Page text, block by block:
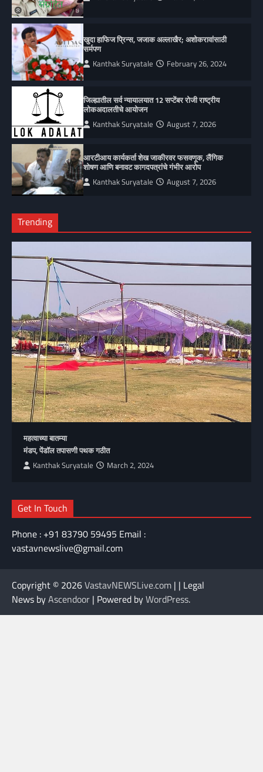
खुदा हाफिज प्रिन्स, जजाक अल्लाखैर; अशोकरावांसाठी
सर्मपण
Kanthak Suryatale February 26, 2024
जिल्ह्यातील सर्व न्यायालयात 12 सप्टेंबर रोजी राष्ट्रीय
लोकअदालतीचे आयोजन
Kanthak Suryatale August 7, 2026
आरटीआय कार्यकर्ता शेख जाकीरवर फसवणूक, लैंगिक
शोषण आणि बनावट कागदपत्रांचे गंभीर आरोप
Kanthak Suryatale August 7, 2026
Trending
महत्वाच्या बातम्या
मंडप, पेंडॉल तपासणी पथक गठीत
Kanthak Suryatale March 2, 2024
Get In Touch
Phone : +91 83790 59495 Email :
vastavnewslive@gmail.com
Copyright © 2026VastavNEWSLive.com | | Legal
News byAscendoor | Powered byWordPress.